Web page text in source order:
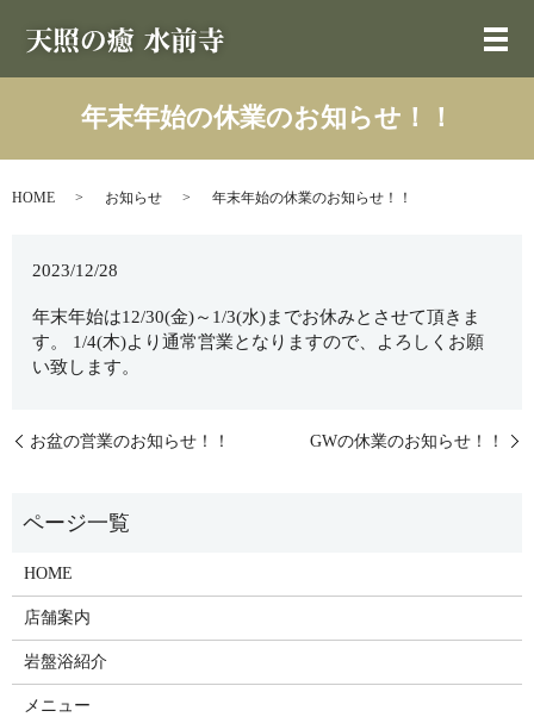
年末年始の休業のお知らせ！！
HOME お知らせ 年末年始の休業のお知らせ！！
2023/12/28
年末年始は12/30(金)～1/3(水)までお休みとさせて頂きま
す。 1/4(木)より通常営業となりますので、よろしくお願
い致します。
お盆の営業のお知らせ！！ GWの休業のお知らせ！！
HOME
店舗案内
岩盤浴紹介
メニュー